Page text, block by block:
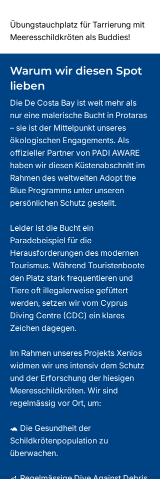
Übungstauchplatz für Tarrierung mit
Meeresschildkröten als Buddies!
Warum wir diesen Spot
lieben
Die De Costa Bay ist weit mehr als
nur eine malerische Bucht in Protaras
– sie ist der Mittelpunkt unseres
ökologischen Engagements. Als
offizieller Partner von PADI AWARE
haben wir diesen Küstenabschnitt im
Rahmen des weltweiten Adopt the
Blue Programms unter unseren
persönlichen Schutz gestellt.
Leider ist die Bucht ein
Paradebeispiel für die
Herausforderungen des modernen
Tourismus. Während Touristenboote
den Platz stark frequentieren und
Tiere oft illegalerweise gefüttert
werden, setzen wir vom Cyprus
Diving Centre (CDC) ein klares
Zeichen dagegen.
Im Rahmen unseres Projekts Xenios
widmen wir uns intensiv dem Schutz
und der Erforschung der hiesigen
Meeresschildkröten. Wir sind
regelmässig vor Ort, um:
🐢 Die Gesundheit der
Schildkrötenpopulation zu
überwachen.